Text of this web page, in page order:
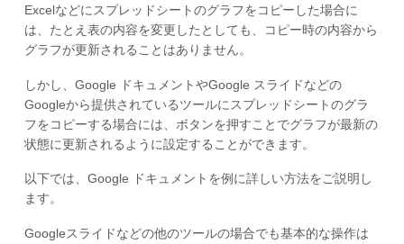
Excelなどにスプレッドシートのグラフをコピーした場合に
は、たとえ表の内容を変更したとしても、コピー時の内容から
グラフが更新されることはありません。
しかし、Google ドキュメントやGoogle スライドなどの
Googleから提供されているツールにスプレッドシートのグラ
フをコピーする場合には、ボタンを押すことでグラフが最新の
状態に更新されるように設定することができます。
以下では、Google ドキュメントを例に詳しい方法をご説明し
ます。
Googleスライドなどの他のツールの場合でも基本的な操作は